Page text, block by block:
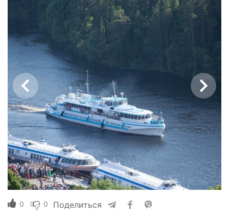
0 0 Поделиться